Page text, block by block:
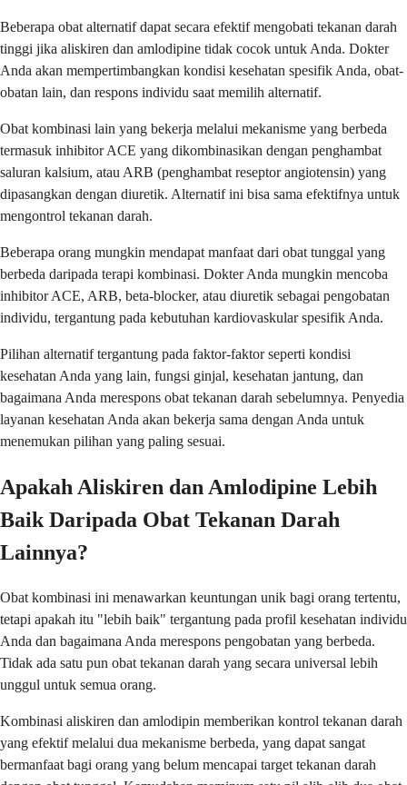
Beberapa obat alternatif dapat secara efektif mengobati tekanan darah
tinggi jika aliskiren dan amlodipine tidak cocok untuk Anda. Dokter
Anda akan mempertimbangkan kondisi kesehatan spesifik Anda, obat-
obatan lain, dan respons individu saat memilih alternatif.
Obat kombinasi lain yang bekerja melalui mekanisme yang berbeda
termasuk inhibitor ACE yang dikombinasikan dengan penghambat
saluran kalsium, atau ARB (penghambat reseptor angiotensin) yang
dipasangkan dengan diuretik. Alternatif ini bisa sama efektifnya untuk
mengontrol tekanan darah.
Beberapa orang mungkin mendapat manfaat dari obat tunggal yang
berbeda daripada terapi kombinasi. Dokter Anda mungkin mencoba
inhibitor ACE, ARB, beta-blocker, atau diuretik sebagai pengobatan
individu, tergantung pada kebutuhan kardiovaskular spesifik Anda.
Pilihan alternatif tergantung pada faktor-faktor seperti kondisi
kesehatan Anda yang lain, fungsi ginjal, kesehatan jantung, dan
bagaimana Anda merespons obat tekanan darah sebelumnya. Penyedia
layanan kesehatan Anda akan bekerja sama dengan Anda untuk
menemukan pilihan yang paling sesuai.
Apakah Aliskiren dan Amlodipine Lebih
Baik Daripada Obat Tekanan Darah
Lainnya?
Obat kombinasi ini menawarkan keuntungan unik bagi orang tertentu,
tetapi apakah itu "lebih baik" tergantung pada profil kesehatan individu
Anda dan bagaimana Anda merespons pengobatan yang berbeda.
Tidak ada satu pun obat tekanan darah yang secara universal lebih
unggul untuk semua orang.
Kombinasi aliskiren dan amlodipin memberikan kontrol tekanan darah
yang efektif melalui dua mekanisme berbeda, yang dapat sangat
bermanfaat bagi orang yang belum mencapai target tekanan darah